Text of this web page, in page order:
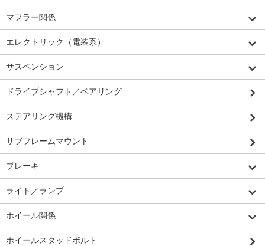
マフラー関係
エレクトリック（電装系）
サスペンション
ドライブシャフト／ベアリング
ステアリング機構
サブフレームマウント
ブレーキ
ライト／ランプ
ホイール関係
ホイールスタッドボルト